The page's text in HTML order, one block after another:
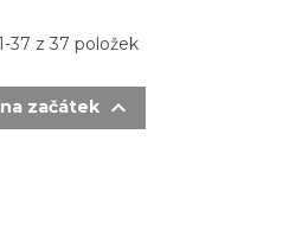
37 z 37 položek
začátek 